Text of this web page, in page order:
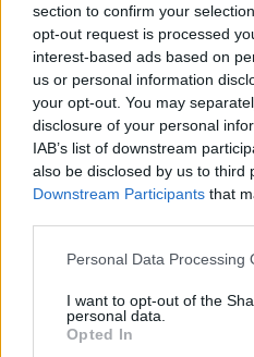
section to confirm your
opt-out request is processed
interest-based ads based on
us or personal information
your opt-out. You may
disclosure of your personal
IAB’s list of downstream
also be disclosed by us to third
Downstream Participants that
Personal Data Processing
I want to opt-out of the
personal data.
Opted In
A
L E R
J
O mesmo que aurora,
A
L B
A
Mudar de __, viver em outro
A
R E
S
Emprego, utilização:
Vice-Presidente: